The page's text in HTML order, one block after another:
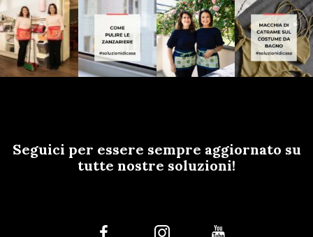
Seguici per essere sempre aggiornato su
tutte nostre soluzioni!